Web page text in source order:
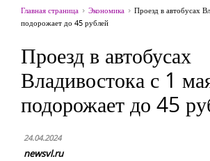
Главная страница Экономика
Проезд в автобусах
подорожает до 45 рублей
Проезд в автобусах
Владивостока с 1
подорожает до 45
24.04.2024
newsvl.ru